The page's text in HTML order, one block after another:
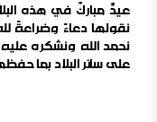
عيدٌ مباركٌ في هذه
نقولها دعاءً وضراعةً
نحمد الله ونشكره
على سائر البلاد بما
مثلها ، وبما تفضل